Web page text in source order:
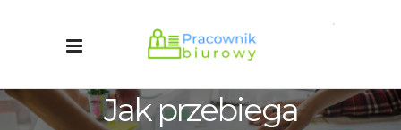
Jak przebiega